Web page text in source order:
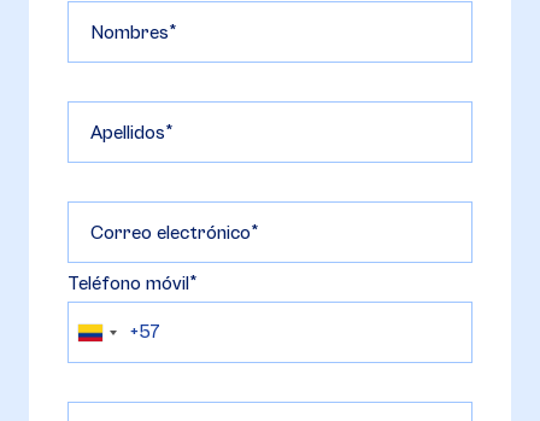
Nombres
Apellidos
Correo electrónico
Teléfono móvil